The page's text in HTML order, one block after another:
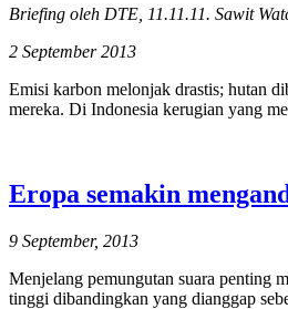
Briefing oleh DTE, 11.11.11. Sawit
2 September 2013
Emisi karbon melonjak drastis; hutan
mereka. Di Indonesia kerugian yang
Eropa semakin
9 September, 2013
Menjelang pemungutan suara penting
tinggi dibandingkan yang dianggap